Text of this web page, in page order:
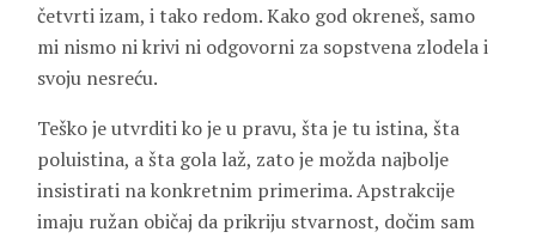
četvrti izam, i tako redom. Kako god okreneš, samo
mi nismo ni krivi ni odgovorni za sopstvena zlodela i
svoju nesreću.
Teško je utvrditi ko je u pravu, šta je tu istina, šta
poluistina, a šta gola laž, zato je možda najbolje
insistirati na konkretnim primerima. Apstrakcije
imaju ružan običaj da prikriju stvarnost, dočim sam